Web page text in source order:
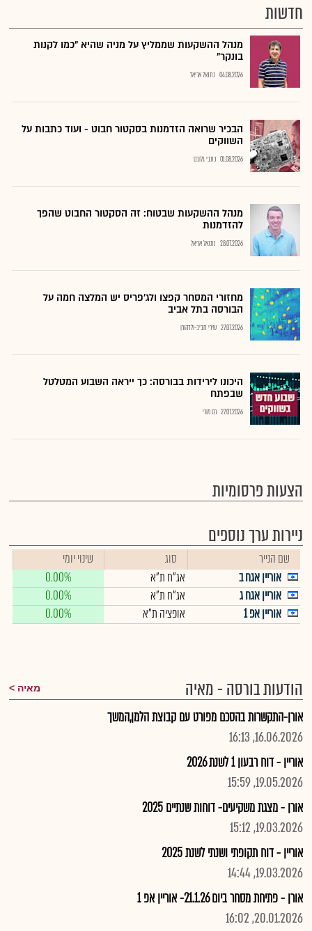
חדשות
מנהל ההשקעות שממליץ על מניה שהיא "כמו לקנות
בונקר"
04.08.2026 נתנאל אריאל
הבכיר שרואה הזדמנות בסקטור חבוט - ועוד כתבות על
השווקים
01.08.2026 כתבי גלובס
מנהל ההשקעות שבטוח: זה הסקטור החבוט שהפך
להזדמנות
28.07.2026 נתנאל אריאל
מחזורי המסחר קפצו ולג'פריס יש המלצה חמה על
הבורסה בתל אביב
27.07.2026 שירי חביב-ולדהורן
היכונו לירידות בבורסה: כך ייראה השבוע המטלטל
שבפתח
27.07.2026 רם מורי
הצעות פרסומיות
ניירות ערך נוספים
שם הנייר סוג
שינוי יומי
אוריין אגח ב
אג"ח ת"א
0.00%
אוריין אגח ג
אג"ח ת"א
0.00%
אוריין אפ 1
אופציה ת"א 0.00%
הודעות בורסה - מאיה מאיה
אורן-התקשרות בהסכם מפורט עם קבוצת הלמן,המשך
16.06.2026, 16:13
אוריין - דוח רבעון 1 לשנת 2026
19.05.2026, 15:59
אורן - מצגת משקיעים- דוחות שנתיים 2025
19.03.2026, 15:12
אוריין - דוח תקופתי ושנתי לשנת 2025
19.03.2026, 14:44
אורן - פתיחת מסחר ביום 21.1.26- אוריין אפ 1
20.01.2026, 16:02